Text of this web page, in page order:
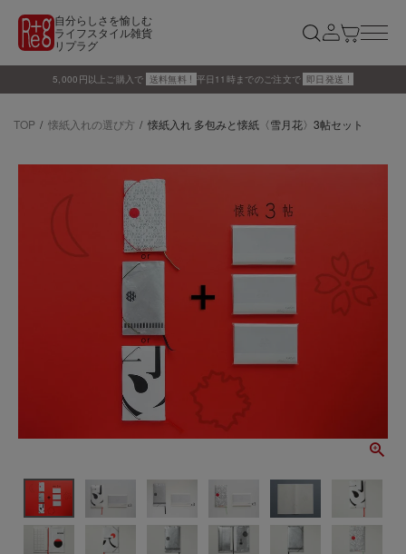
自分らしさを愉しむ
ライフスタイル雑貨
リプラグ
5,000円以上ご購入で 送料無料 ! 平日11時までのご注文で 即日発送 !
TOP 懐紙入れの選び方 懐紙入れ 多包みと懐紙〈雪月花〉3帖セット